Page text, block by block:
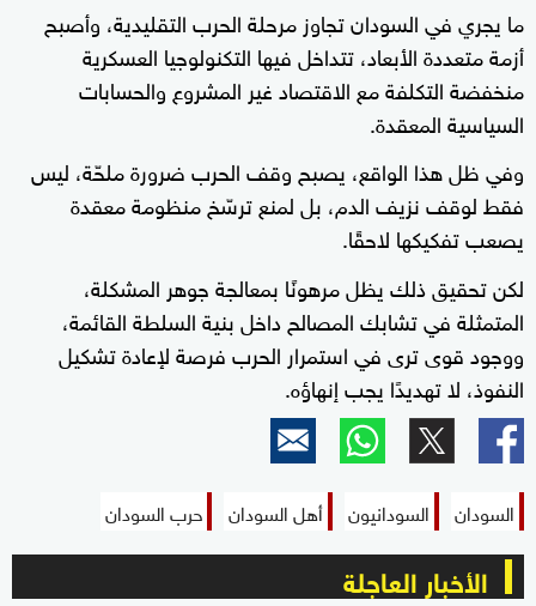
ما يجري في السودان تجاوز مرحلة الحرب التقليدية، وأصبح
أزمة متعددة الأبعاد، تتداخل فيها التكنولوجيا العسكرية
منخفضة التكلفة مع الاقتصاد غير المشروع والحسابات
السياسية المعقدة.
وفي ظل هذا الواقع، يصبح وقف الحرب ضرورة ملحّة، ليس
فقط لوقف نزيف الدم، بل لمنع ترسّخ منظومة معقدة
يصعب تفكيكها لاحقًا.
لكن تحقيق ذلك يظل مرهونًا بمعالجة جوهر المشكلة،
المتمثلة في تشابك المصالح داخل بنية السلطة القائمة،
ووجود قوى ترى في استمرار الحرب فرصة لإعادة تشكيل
النفوذ، لا تهديدًا يجب إنهاؤه.
السودان السودانيون أهل السودان حرب السودان
الأخبار العاجلة